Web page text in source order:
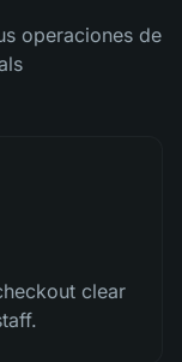
operaciones de
clear